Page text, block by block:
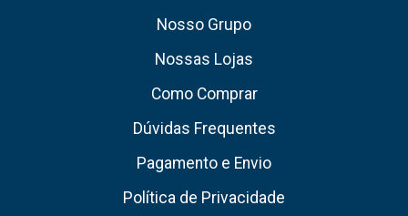
Nosso Grupo
Nossas Lojas
Como Comprar
Dúvidas Frequentes
Pagamento e Envio
Política de Privacidade